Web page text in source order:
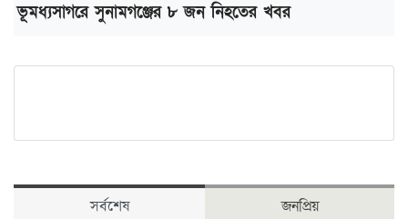
ভূমধ্যসাগরে সুনামগঞ্জের ৮ জন নিহতের খবর
সর্বশেষ জনপ্রিয়